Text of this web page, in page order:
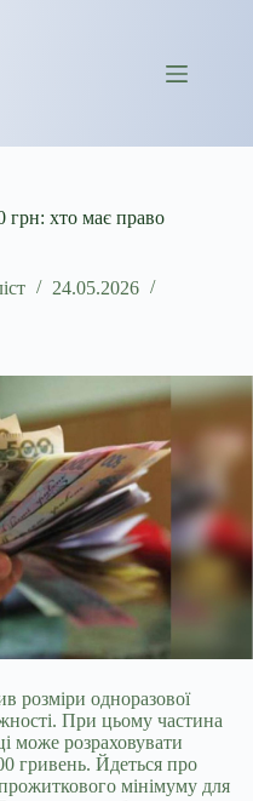
грн: хто має право
24.05.2026
розміри одноразової
При цьому частина
може розраховувати
гривень. Йдеться про
мінімуму для